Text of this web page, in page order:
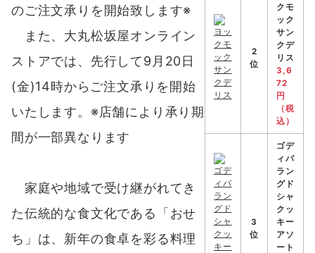
のご注文承りを開始致します※
また、大丸松坂屋オンライン
ストアでは、先行して9月20日
(金)14時からご注文承りを開始
いたします。※店舗により承り期
間が一部異なります
家庭や地域で受け継がれてき
た伝統的な食文化である「おせ
ち」は、新年の食卓を彩る料理
2
位
クモ
ック
サン
クデ
リス
3,6
72
円
（税
込）
3
位
ゴデ
ィバ
ラン
グド
シャ
クッ
キー
アソ
ート